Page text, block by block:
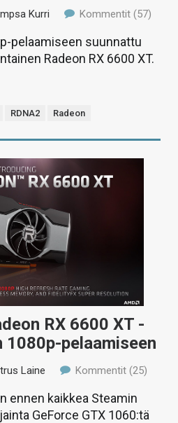
Kurri Kommentit (57)
pelaamiseen suunnattu
Radeon RX 6600 XT.
RDNA2 Radeon
RX 6600 XT -
1080p-pelaamiseen
Laine Kommentit (25)
ennen kaikkea Steamin
GeForce GTX 1060:tä